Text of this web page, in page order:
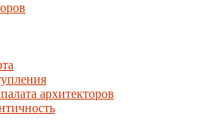
архитекторов